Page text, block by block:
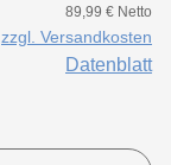
89,99 € Netto
zzgl. Versandkosten
Datenblatt